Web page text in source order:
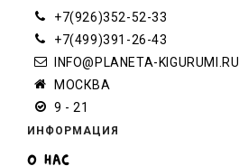
+7(926)352-52-33
+7(499)391-26-43
INFO@PLANETA-KIGURUMI.RU
МОСКВА
9 - 21
ИНФОРМАЦИЯ
О НАС